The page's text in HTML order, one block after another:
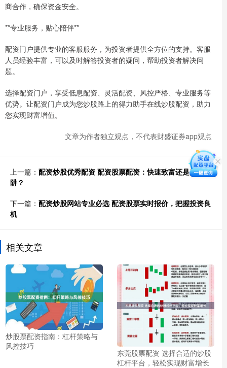
商合作，确保资金安全。
**专业服务，贴心陪伴**
配资门户提供专业的客服服务，为投资者提供全方位的支持。客服
人员经验丰富，可以及时解答投资者的疑问，帮助投资者解决问
题。
选择配资门户，享受低息配资、灵活配资、风控严格、专业服务等
优势。让配资门户成为您炒股路上的得力助手在线炒股配资，助力
您实现财富增值。
文章为作者独立观点，不代表财盛证券app观点
上一篇： 配资炒股优秀配资 配资股票配资：快速致富还是风险陷
阱？
下一篇： 配资炒股网站专业必选 配资股票实时报价，把握投资良
机
相关文章
炒股票配资指南：杠杆策略与
风控技巧
东莞股票配资 选择合适的炒股
杠杆平台，轻松实现财富增长